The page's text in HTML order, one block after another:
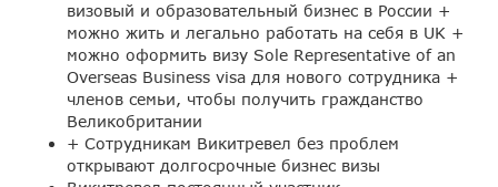
визовый и образовательный бизнес в России +
можно жить и легально работать на себя в UK +
можно оформить визу Sole Representative of an
Overseas Business visa для нового сотрудника +
членов семьи, чтобы получить гражданство
Великобритании
+ Сотрудникам Викитревел без проблем
открывают долгосрочные бизнес визы